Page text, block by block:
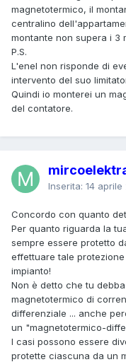
magnetotermico, il
centralino
montante non supera i 3
P.S.
L'enel non risponde di
intervento del suo
Quindi io monterei un
del contatore.
Inserita: 14 aprile
Concordo con quanto
Per quanto riguarda la
sempre essere protetto
effettuare tale
impianto!
Non è detto che tu
magnetotermico di
differenziale ... anche
un "magnetotermico-
I casi possono essere
protette ciascuna da un